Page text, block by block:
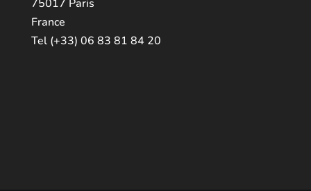
75017 Paris
France
Tel (+33) 06 83 81 84 20